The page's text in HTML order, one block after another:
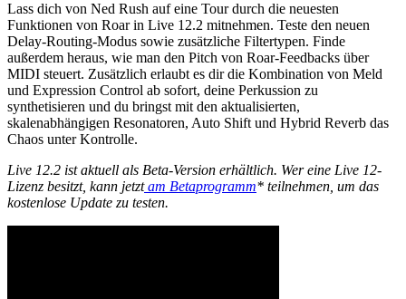
Lass dich von Ned Rush auf eine Tour durch die neuesten
Funktionen von Roar in Live 12.2 mitnehmen. Teste den neuen
Delay-Routing-Modus sowie zusätzliche Filtertypen. Finde
außerdem heraus, wie man den Pitch von Roar-Feedbacks über
MIDI steuert. Zusätzlich erlaubt es dir die Kombination von Meld
und Expression Control ab sofort, deine Perkussion zu
synthetisieren und du bringst mit den aktualisierten,
skalenabhängigen Resonatoren, Auto Shift und Hybrid Reverb das
Chaos unter Kontrolle.
Live 12.2 ist aktuell als Beta-Version erhältlich. Wer eine Live 12-
Lizenz besitzt, kann jetztam Betaprogramm* teilnehmen, um das
kostenlose Update zu testen.